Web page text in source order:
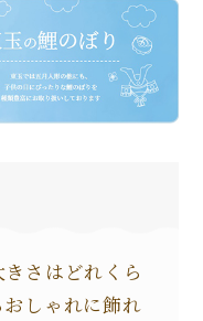
さはどれくら
しゃれに飾れ